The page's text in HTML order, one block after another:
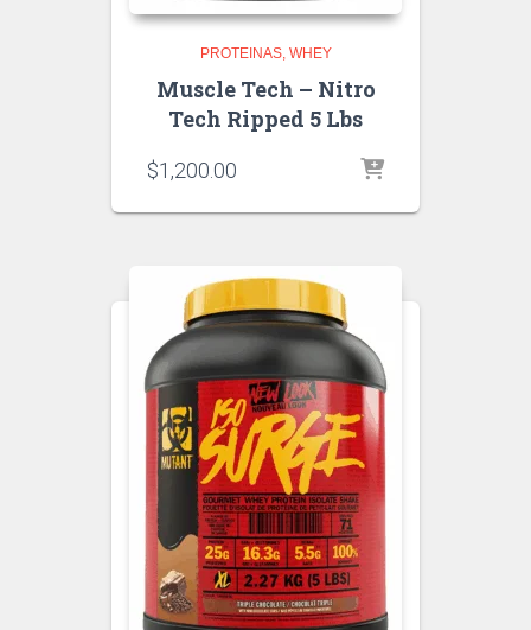
PROTEINAS WHEY
Muscle Tech – Nitro
Tech Ripped 5 Lbs
$1,200.00